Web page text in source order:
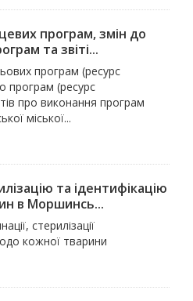
програм, змін до
та звіті...
програм (ресурс
програм (ресурс
про виконання програм
міської...
та ідентифікацію
в Моршинсь...
стерилізації
кожної тварини